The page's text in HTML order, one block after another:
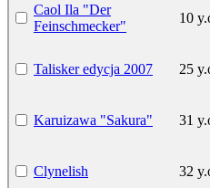
Caol Ila "Der
Feinschmecker"
10
Talisker edycja 2007 25
Karuizawa "Sakura" 31
Clynelish 32